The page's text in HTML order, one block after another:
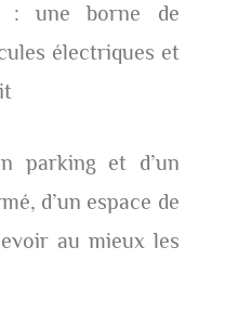
: une borne de
électriques et
parking et d’un
d’un espace de
au mieux les